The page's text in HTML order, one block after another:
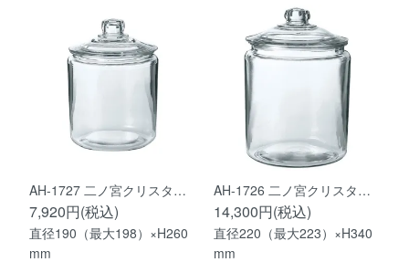
AH-1727 二ノ宮クリスタ…
7,920円(税込)
直径190（最大198）×H260
mm
AH-1726 二ノ宮クリスタ…
14,300円(税込)
直径220（最大223）×H340
mm